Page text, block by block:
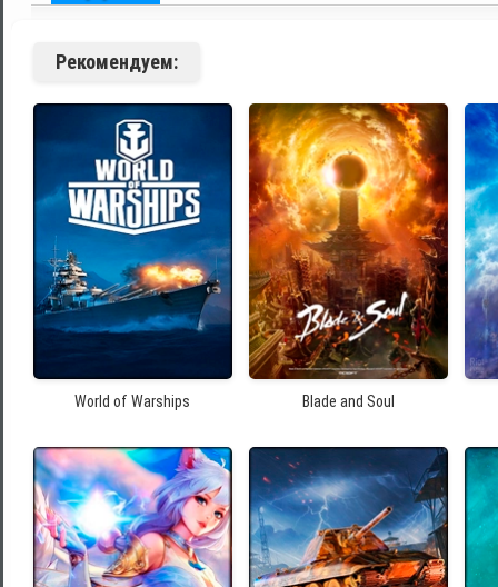
Рекомендуем:
World of Warships Blade and Soul